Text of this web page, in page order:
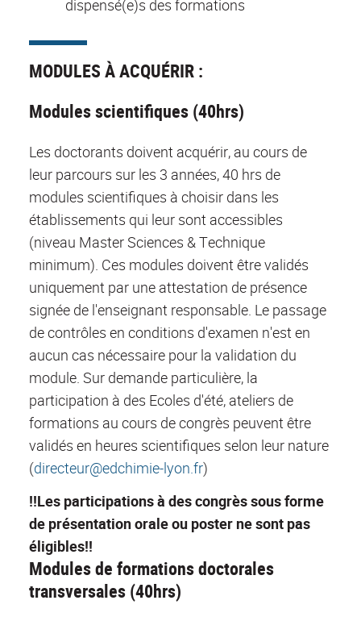
dispensé(e)s des formations
MODULES À ACQUÉRIR :
Modules scientifiques (40hrs)
Les doctorants doivent acquérir, au cours de
leur parcours sur les 3 années, 40 hrs de
modules scientifiques à choisir dans les
établissements qui leur sont accessibles
(niveau Master Sciences & Technique
minimum). Ces modules doivent être validés
uniquement par une attestation de présence
signée de l'enseignant responsable. Le passage
de contrôles en conditions d'examen n'est en
aucun cas nécessaire pour la validation du
module. Sur demande particulière, la
participation à des Ecoles d'été, ateliers de
formations au cours de congrès peuvent être
validés en heures scientifiques selon leur nature
(directeur@edchimie-lyon.fr)
!!Les participations à des congrès sous forme
de présentation orale ou poster ne sont pas
éligibles!!
Modules de formations doctorales
transversales (40hrs)